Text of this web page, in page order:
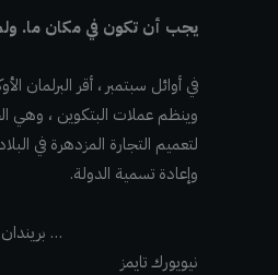
يجب أن تكون في مكان ما.
في أوائل سبتمبر ، أقر البرلمان
وينظم عملات البتكوين ، وهي
لتعميم التجارة المزدهرة في
وإعادة تسمية الدولة.
… بريندان
نيويورك تايمز